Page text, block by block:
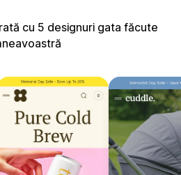
cu 5 designuri gata făcute